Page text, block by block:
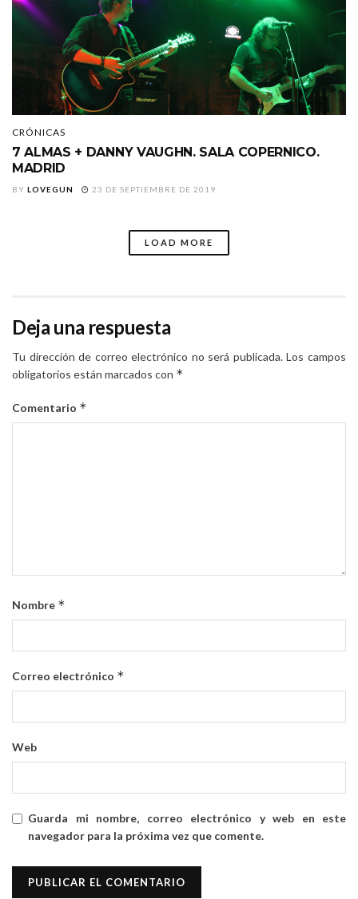
CRÓNICAS
7 ALMAS + DANNY VAUGHN. SALA COPERNICO.
MADRID
BY LOVEGUN 23 DE SEPTIEMBRE DE 2019
LOAD MORE
Deja una respuesta
Tu dirección de correo electrónico no será publicada. Los campos
obligatorios están marcados con *
Comentario *
Nombre *
Correo electrónico *
Web
Guarda mi nombre, correo electrónico y web en este
navegador para la próxima vez que comente.